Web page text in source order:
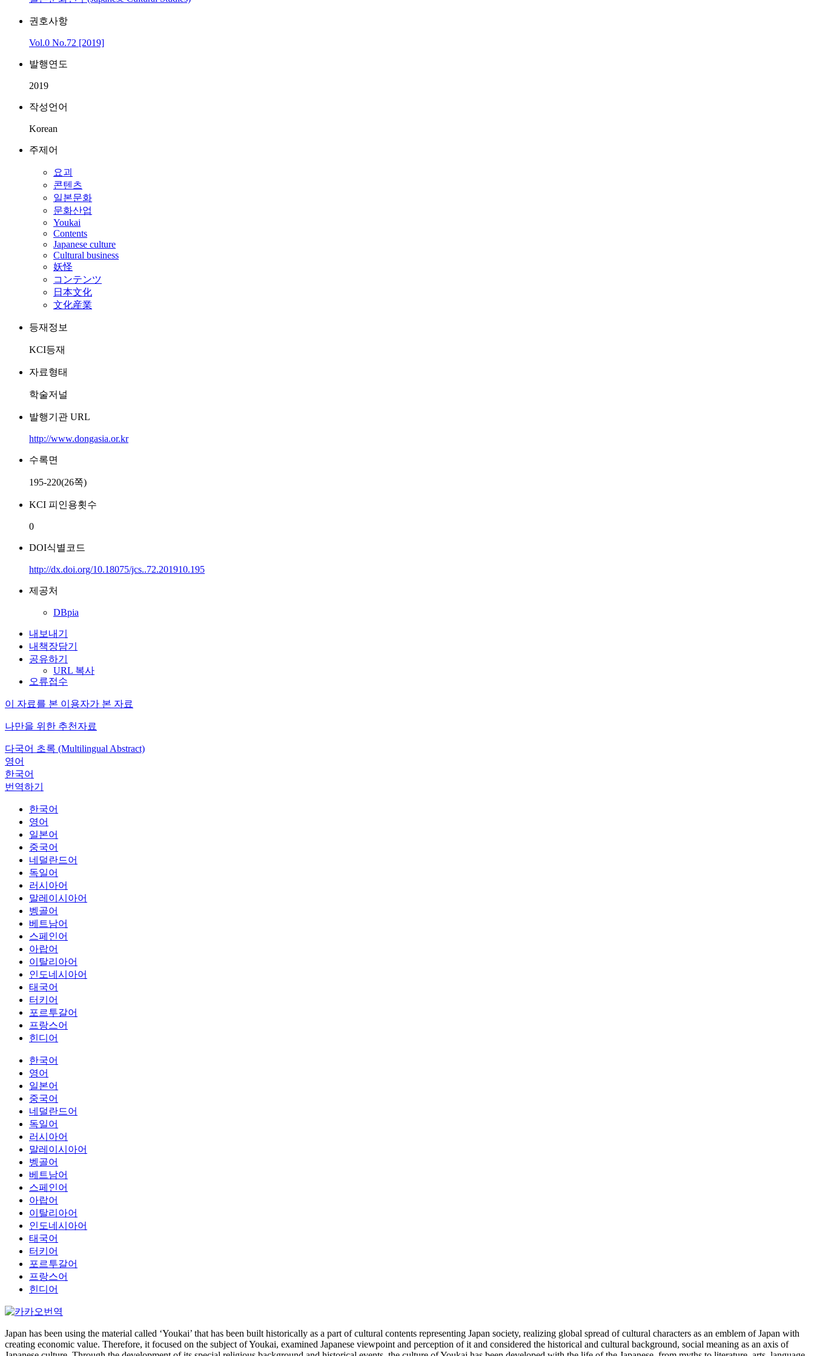
권호사항
Vol.0 No.72 [2019]
발행연도
2019
작성언어
Korean
주제어
요괴
콘텐츠
일본문화
문화산업
Youkai
Contents
Japanese culture
Cultural business
妖怪
コンテンツ
日本文化
文化産業
등재정보
KCI등재
자료형태
학술저널
발행기관 URL
http://www.dongasia.or.kr
수록면
195-220(26쪽)
KCI 피인용횟수
0
DOI식별코드
http://dx.doi.org/10.18075/jcs..72.201910.195
제공처
DBpia
내보내기
내책장담기
공유하기
URL 복사
오류접수
이 자료를 본 이용자가 본 자료
나만을 위한 추천자료
다국어 초록 (Multilingual Abstract)
영어
한국어
번역하기
한국어
영어
일본어
중국어
네덜란드어
독일어
러시아어
말레이시아어
벵골어
베트남어
스페인어
아랍어
이탈리아어
인도네시아어
태국어
터키어
포르투갈어
프랑스어
힌디어
한국어
영어
일본어
중국어
네덜란드어
독일어
러시아어
말레이시아어
벵골어
베트남어
스페인어
아랍어
이탈리아어
인도네시아어
태국어
터키어
포르투갈어
프랑스어
힌디어
Japan has been using the material called ‘Youkai’ that has been built historically as a part of cultural contents representing Japan society, realizing global spread of cultural characters as an emblem of Japan with
creating economic value. Therefore, it focused on the subject of Youkai, examined Japanese viewpoint and perception of it and considered the historical and cultural background, social meaning as an axis of